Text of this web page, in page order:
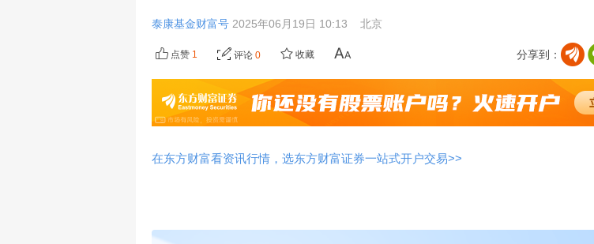
泰康基金财富号 2025年06月19日 10:13 北京
分享到：
点赞 1 评论 0 收藏
在东方财富看资讯行情，选东方财富证券一站式开户交易>>